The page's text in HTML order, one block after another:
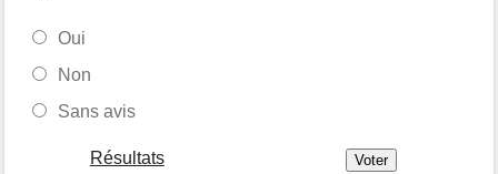
Oui
Non
Sans avis
Résultats